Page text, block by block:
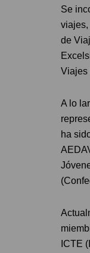
Se
viajes,
de
Viajes
A lo
ha
ICTE